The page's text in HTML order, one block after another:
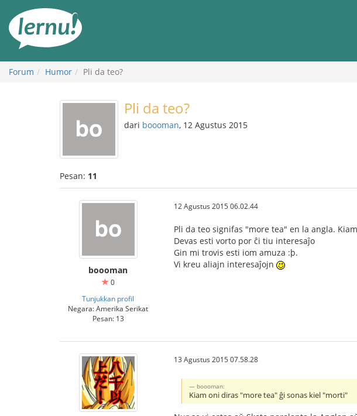
daftar
Forum Humor Pli da teo?
Pli da teo?
dari boooman, 12 Agustus 2015
Pesan: 11
boooman
0
Tunjukkan profil
Negara: Amerika Serikat
Pesan: 13
12 Agustus 2015 06.02.44
Pli da teo signifas "more tea" en la angla.
Devas esti vorto por ĉi tiu interesaĵo
Gin mi trovis esti iom amuza :þ.
Vi kreu aliajn interesaĵojn
13 Agustus 2015 07.58.28
boooman:
Kiam oni diras "more tea" ĝi sonas kiel "morti"